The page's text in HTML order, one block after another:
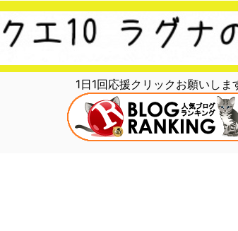
1日1回応援クリックお願いしま